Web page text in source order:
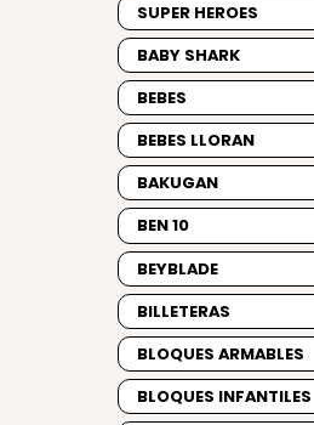
SUPER HEROES
BABY SHARK
BEBES
BEBES LLORAN
BAKUGAN
BEN 10
BEYBLADE
BILLETERAS
BLOQUES ARMABLES
BLOQUES INFANTILES